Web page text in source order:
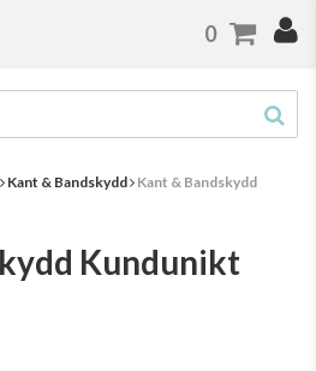
Kant & Bandskydd Kant & Bandskydd
Kundunikt
0